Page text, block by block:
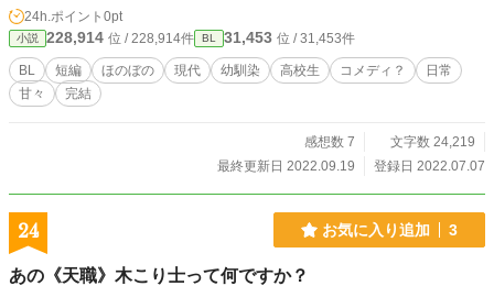
24h.ポイント 0pt
小説 228,914 位 / 228,914件 BL 31,453 位 / 31,453件
BL 短編 ほのぼの 現代 幼馴染 高校生 コメディ？
日常
甘々
完結
感想数 7
文字数 24,219
最終更新日 2022.09.19
登録日 2022.07.07
24 お気に入り追加 3
あの《天職》木こり士って何ですか？